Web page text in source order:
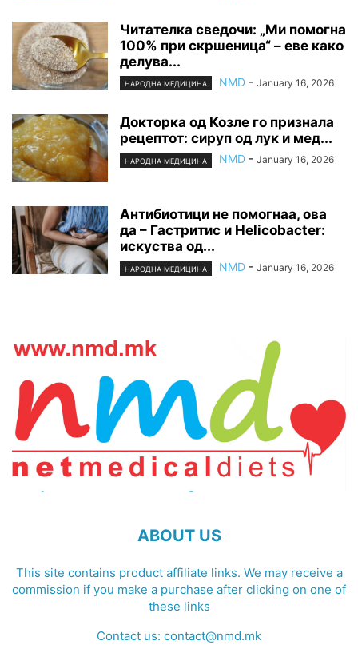
Читателка сведочи: „Ми помогна
100% при скршеница“ – еве како
делува...
НАРОДНА МЕДИЦИНА NMD - January 16, 2026
Докторка од Козле го признала
рецептот: сируп од лук и мед...
НАРОДНА МЕДИЦИНА NMD - January 16, 2026
Антибиотици не помогнаа, ова
да – Гастритис и Helicobacter:
искуства од...
НАРОДНА МЕДИЦИНА NMD - January 16, 2026
ABOUT US
This site contains product affiliate links. We may receive a
commission if you make a purchase after clicking on one of
these links
Contact us: contact@nmd.mk